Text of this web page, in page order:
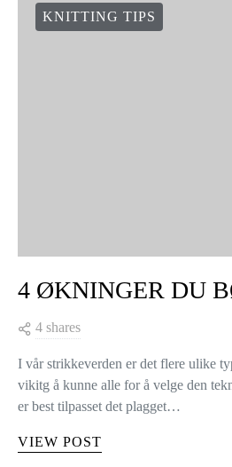
KNITTING TIPS
4 ØKNINGER DU
4 shares
I vår strikkeverden er det flere ulike
vikitg å kunne alle for å velge den
er best tilpasset det plagget…
VIEW POST